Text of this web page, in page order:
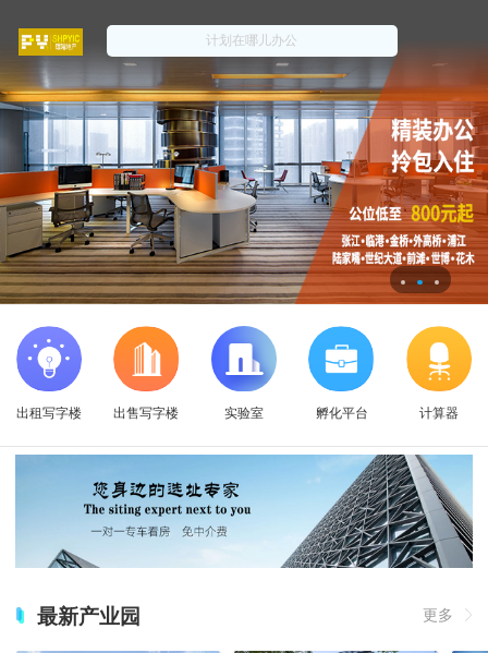
出租写字楼 出售写字楼 实验室 孵化平台 计算器
最新产业园 更多